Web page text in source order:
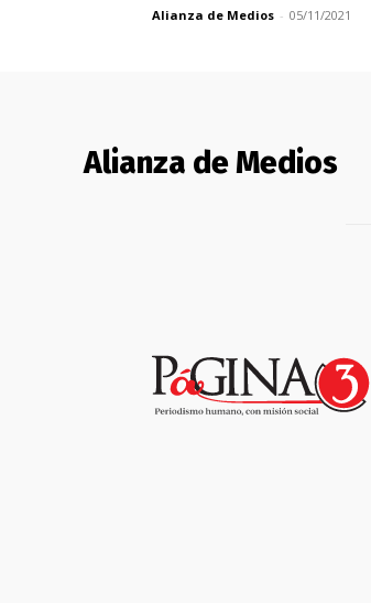
Alianza de Medios - 05/11/2021
Alianza de Medios